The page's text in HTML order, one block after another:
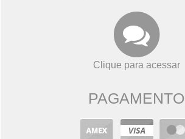
Clique para acessar
PAGAMENTO